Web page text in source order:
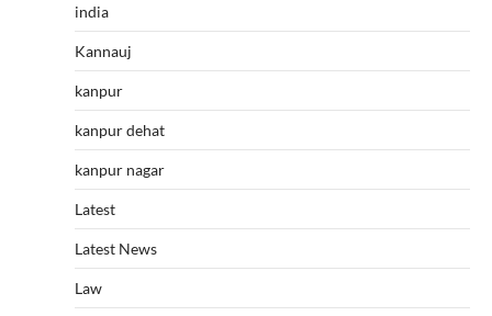
india
Kannauj
kanpur
kanpur dehat
kanpur nagar
Latest
Latest News
Law